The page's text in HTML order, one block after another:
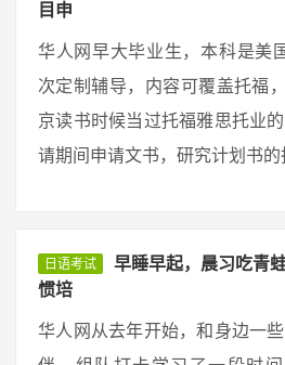
目申
华人网早大毕业生，本科是美
次定制辅导，内容可覆盖托福
京读书时候当过托福雅思托业
请期间申请文书，研究计划书的
日语考试
早睡早起，晨习吃青
惯培
华人网从去年开始，和身边一